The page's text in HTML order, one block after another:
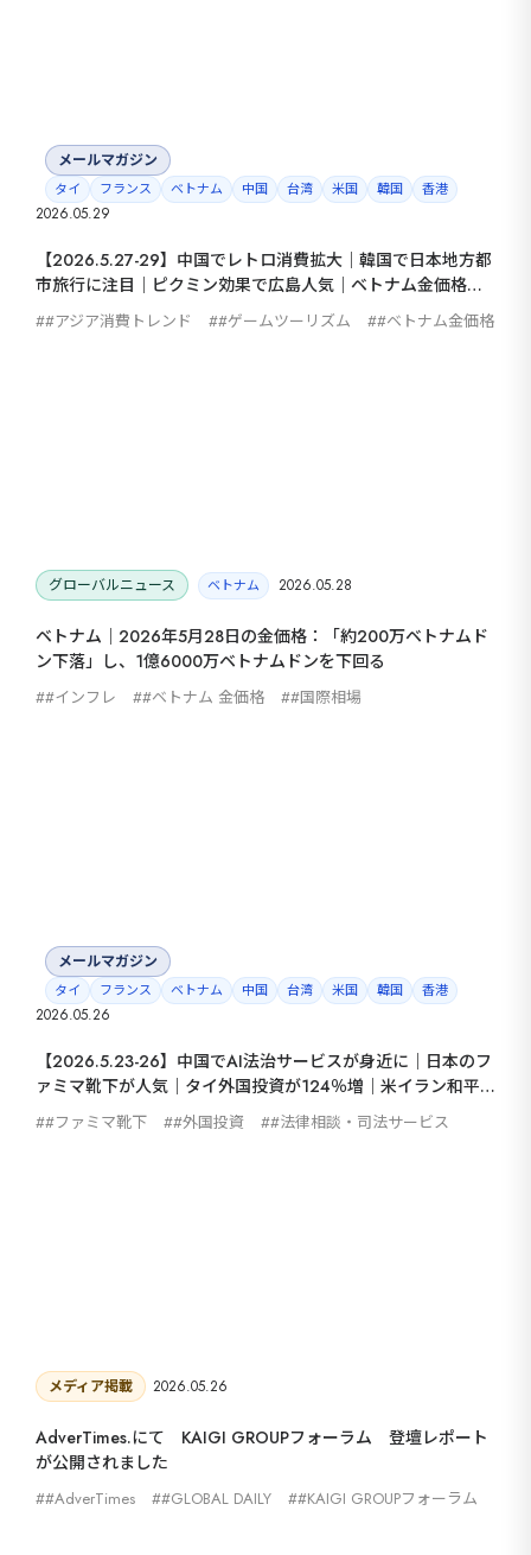
メールマガジン
タイ フランス ベトナム 中国 台湾 米国 韓国 香港
2026.05.29
【2026.5.27-29】中国でレトロ消費拡大｜韓国で日本地方都
市旅行に注目｜ピクミン効果で広島人気｜ベトナム金価格が
急落
#アジア消費トレンド #ゲームツーリズム #ベトナム金価格
グローバルニュース ベトナム 2026.05.28
ベトナム｜2026年5月28日の金価格：「約200万ベトナムド
ン下落」し、1億6000万ベトナムドンを下回る
#インフレ #ベトナム 金価格 #国際相場
メールマガジン
タイ フランス ベトナム 中国 台湾 米国 韓国 香港
2026.05.26
【2026.5.23-26】中国でAI法治サービスが身近に｜日本のフ
ァミマ靴下が人気｜タイ外国投資が124％増｜米イラン和平
協議に中東正常化案
#ファミマ靴下 #外国投資 #法律相談・司法サービス
メディア掲載 2026.05.26
AdverTimes.にて KAIGI GROUPフォーラム 登壇レポート
が公開されました
#AdverTimes #GLOBAL DAILY #KAIGI GROUPフォーラム